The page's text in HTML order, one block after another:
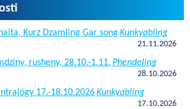
Kurz Dzamling Gar songKunkyabling
21.11.2026
rusheny, 28.10.-1.11. Phendeling
28.10.2026
17.-18.10.2026Kunkyabling
17.10.2026